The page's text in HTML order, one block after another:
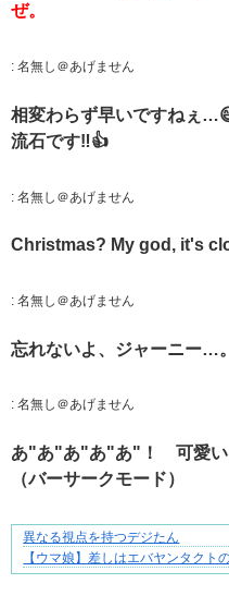
ぜ。
: 名無し＠あげません
相変わらず早いですねぇ
流石です‼️👍
: 名無し＠あげません
Christmas? My god, it's
: 名無し＠あげません
忘れないよ、ジャーニー…。
: 名無し＠あげません
あ"あ"あ"あ"あ"！ 可愛い
（バーサークモード）
身近すぎる“厄介な人たち”が大集
異なる視点を持つデジたん
【ウマ娘】差しはエバヤンタク